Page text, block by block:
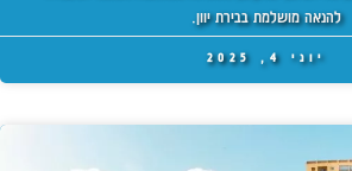
להנאה מושלמת בבירת יוון.
יוני 4, 2025